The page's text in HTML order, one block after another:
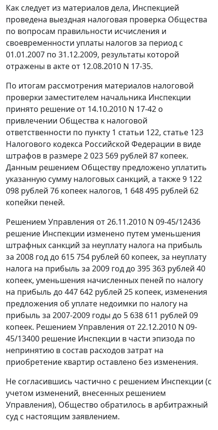
Как следует из материалов дела, Инспекцией
проведена выездная налоговая проверка Общества
по вопросам правильности исчисления и
своевременности уплаты налогов за период с
01.01.2007 по 31.12.2009, результаты которой
отражены в акте от 12.08.2010 N 17-35.
По итогам рассмотрения материалов налоговой
проверки заместителем начальника Инспекции
принято решение от 14.10.2010 N 17-42 о
привлечении Общества к налоговой
ответственности по пункту 1 статьи 122, статье 123
Налогового кодекса Российской Федерации в виде
штрафов в размере 2 023 569 рублей 87 копеек.
Данным решением Обществу предложено уплатить
указанную сумму налоговых санкций, а также 9 122
098 рублей 76 копеек налогов, 1 648 495 рублей 62
копейки пеней.
Решением Управления от 26.11.2010 N 09-45/12436
решение Инспекции изменено путем уменьшения
штрафных санкций за неуплату налога на прибыль
за 2008 год до 615 754 рублей 60 копеек, за неуплату
налога на прибыль за 2009 год до 395 363 рублей 40
копеек, уменьшения начисленных пеней по налогу
на прибыль до 447 642 рублей 25 копеек, изменения
предложения об уплате недоимки по налогу на
прибыль за 2007-2009 годы до 5 638 611 рублей 09
копеек. Решением Управления от 22.12.2010 N 09-
45/13400 решение Инспекции в части эпизода по
непринятию в состав расходов затрат на
приобретение квартир оставлено без изменения.
Не согласившись частично с решением Инспекции (с
учетом изменений, внесенных решением
Управления), Общество обратилось в арбитражный
суд с настоящим заявлением.